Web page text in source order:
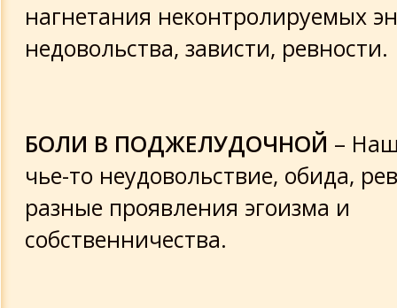
нагнетания неконтролируемых
недовольства, зависти, ревности.
БОЛИ В ПОДЖЕЛУДОЧНОЙ –
чье-то неудовольствие, обида,
разные проявления эгоизма и
собственничества.